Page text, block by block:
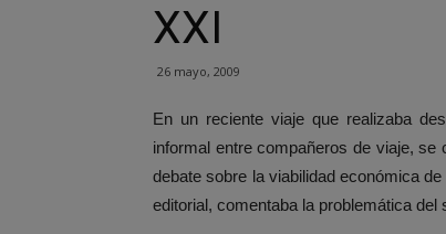
XXI
26 mayo, 2009
En un reciente viaje que realizaba
informal entre compañeros de viaje,
debate sobre la viabilidad económica
editorial, comentaba la problemática